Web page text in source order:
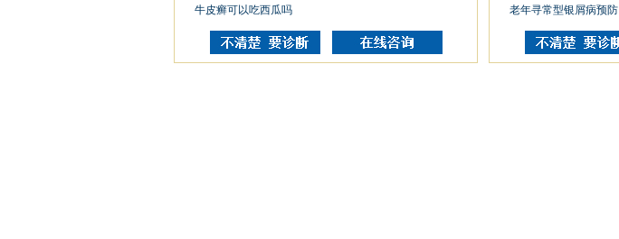
牛皮癣可以吃西瓜吗
老年寻常型银屑病预防